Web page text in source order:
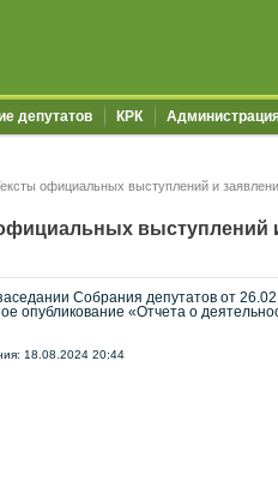
депутатов КРК
официальных выступлений и
выступлений
Собрания депутатов от
опубликование «Отчета о
18.08.2024 20:44